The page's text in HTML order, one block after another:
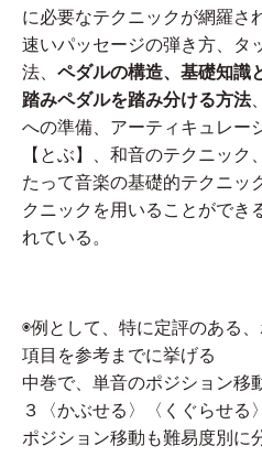
に必要なテクニックが網羅さ
速いパッセージの弾き方、タ
法、 ペダルの構造、基礎知識
踏みペダルを踏み分ける方法
への準備、アーティキュレー
【とぶ】、和音のテクニッ
たって音楽の基礎的テクニッ
クニックを用いることができ
れている。
◉例として、特に定評のある
項目を参考までに挙げる
中巻で、単音のポジション移
３〈かぶせる〉〈くぐらせる
ポジション移動も難易度別に